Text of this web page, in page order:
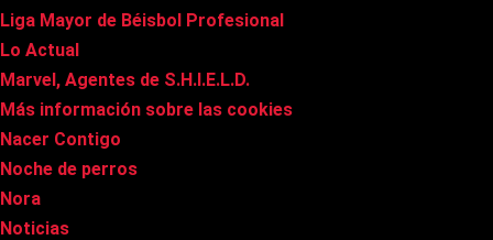
Liga Mayor de Béisbol Profesional
Lo Actual
Marvel, Agentes de S.H.I.E.L.D.
Más información sobre las cookies
Nacer Contigo
Noche de perros
Nora
Noticias